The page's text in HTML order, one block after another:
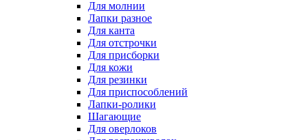
Для молнии
Лапки разное
Для канта
Для отстрочки
Для присборки
Для кожи
Для резинки
Для приспособлений
Лапки-ролики
Шагающие
Для оверлоков